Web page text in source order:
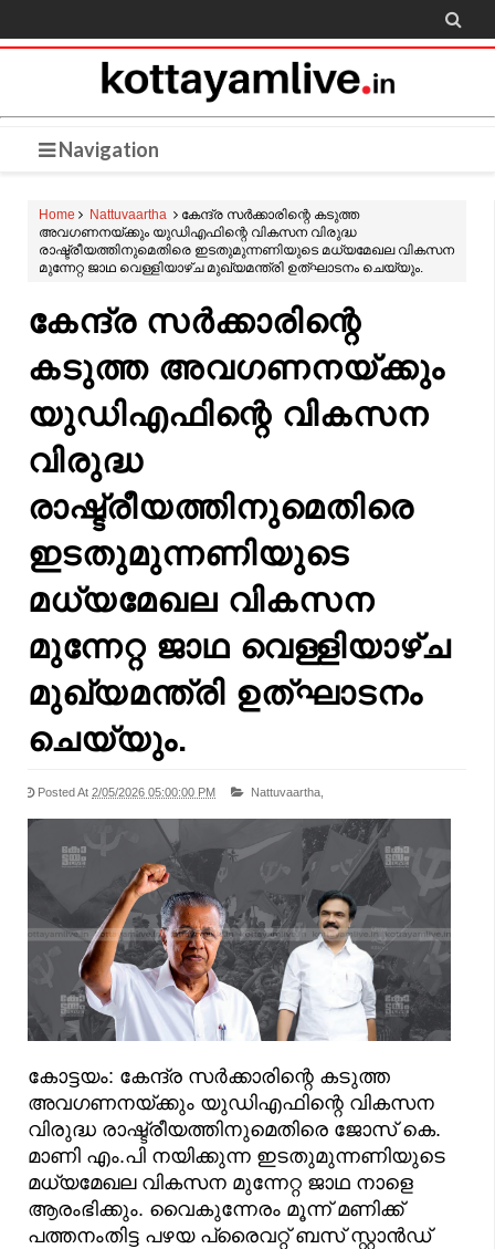

Navigation
Home Nattuvaartha
കേന്ദ്ര സർക്കാരിന്റെ കടുത്ത
അവഗണനയ്ക്കും യുഡിഎഫിന്റെ വികസന വിരുദ്ധ
രാഷ്ട്രീയത്തിനുമെതിരെ ഇടതുമുന്നണിയുടെ മധ്യമേഖല വികസന
മുന്നേറ്റ ജാഥ വെള്ളിയാഴ്ച മുഖ്യമന്ത്രി ഉത്‌ഘാടനം ചെയ്യും.
കേന്ദ്ര സർക്കാരിന്റെ
കടുത്ത അവഗണനയ്ക്കും
യുഡിഎഫിന്റെ വികസന
വിരുദ്ധ
രാഷ്ട്രീയത്തിനുമെതിരെ
ഇടതുമുന്നണിയുടെ
മധ്യമേഖല വികസന
മുന്നേറ്റ ജാഥ വെള്ളിയാഴ്ച
മുഖ്യമന്ത്രി ഉത്‌ഘാടനം
ചെയ്യും.
Posted At 2/05/2026 05:00:00 PM Nattuvaartha,
കോട്ടയം: കേന്ദ്ര സർക്കാരിന്റെ കടുത്ത
അവഗണനയ്ക്കും യുഡിഎഫിന്റെ വികസന
വിരുദ്ധ രാഷ്ട്രീയത്തിനുമെതിരെ ജോസ് കെ.
മാണി എം.പി നയിക്കുന്ന ഇടതുമുന്നണിയുടെ
മധ്യമേഖല വികസന മുന്നേറ്റ ജാഥ നാളെ
ആരംഭിക്കും. വൈകുന്നേരം മൂന്ന് മണിക്ക്
പത്തനംതിട്ട പഴയ പ്രൈവറ്റ് ബസ് സ്റ്റാൻഡ്